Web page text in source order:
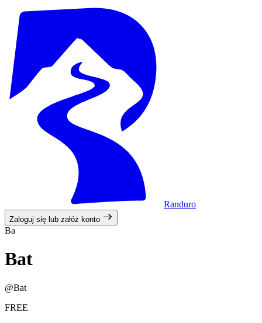
Randuro
Zaloguj się lub załóż konto
Ba
Bat
@Bat
FREE